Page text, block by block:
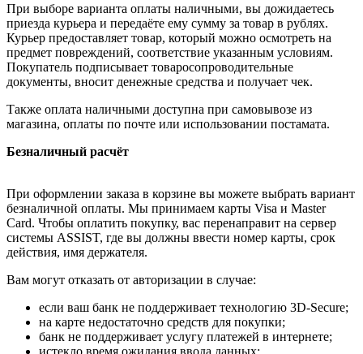
При выборе варианта оплаты наличными, вы дожидаетесь
приезда курьера и передаёте ему сумму за товар в рублях.
Курьер предоставляет товар, который можно осмотреть на
предмет повреждений, соответствие указанным условиям.
Покупатель подписывает товаросопроводительные
документы, вносит денежные средства и получает чек.
Также оплата наличными доступна при самовывозе из
магазина, оплаты по почте или использовании постамата.
Безналичный расчёт
При оформлении заказа в корзине вы можете выбрать вариант
безналичной оплаты. Мы принимаем карты Visa и Master
Card. Чтобы оплатить покупку, вас перенаправит на сервер
системы ASSIST, где вы должны ввести номер карты, срок
действия, имя держателя.
Вам могут отказать от авторизации в случае:
если ваш банк не поддерживает технологию 3D-Secure;
на карте недостаточно средств для покупки;
банк не поддерживает услугу платежей в интернете;
истекло время ожидания ввода данных;